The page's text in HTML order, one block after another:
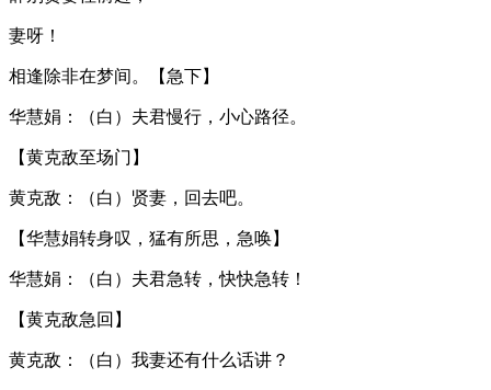
妻呀！
相逢除非在梦间。【急下】
华慧娟：（白）夫君慢行，小心路径。
【黄克敌至场门】
黄克敌：（白）贤妻，回去吧。
【华慧娟转身叹，猛有所思，急唤】
华慧娟：（白）夫君急转，快快急转！
【黄克敌急回】
黄克敌：（白）我妻还有什么话讲？